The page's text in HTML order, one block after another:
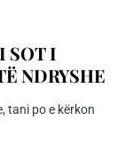
SOT I
NDRYSHE
tani po e kërkon